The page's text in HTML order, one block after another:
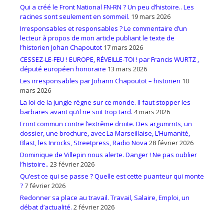
Qui a créé le Front National FN-RN ? Un peu d’histoire.. Les
racines sont seulement en sommeil. 19 mars 2026
Irresponsables et responsables ? Le commentaire d’un
lecteur à propos de mon article publiant le texte de
l’historien Johan Chapoutot 17 mars 2026
CESSEZ-LE-FEU ! EUROPE, RÉVEILLE-TOI ! par Francis WURTZ ,
député européen honoraire 13 mars 2026
Les irresponsables par Johann Chapoutot – historien 10
mars 2026
La loi de la jungle règne sur ce monde. Il faut stopper les
barbares avant qu’il ne soit trop tard. 4 mars 2026
Front commun contre l’extrême droite. Des argumrnts, un
dossier, une brochure, avec La Marseillaise, L’Humanité,
Blast, les Inrocks, Streetpress, Radio Nova 28 février 2026
Dominique de Villepin nous alerte. Danger ! Ne pas oublier
l’histoire.. 23 février 2026
Qu’est ce qui se passe ? Quelle est cette puanteur qui monte
?7 février 2026
Redonner sa place au travail. Travail, Salaire, Emploi, un
débat d’actualité. 2 février 2026